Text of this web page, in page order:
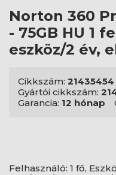
Norton 360
- 75GB HU 1
eszköz/2 év,
Cikkszám: 21435454
Gyártói cikkszám:
Garancia: 12 hónap
Felhasználó: 1 fő,